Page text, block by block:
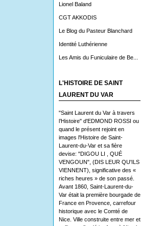
Lionel Baland
CGT AKKODIS
Le Blog du Pasteur Blanchard
Identité Luthérienne
Les Amis du Funiculaire de Be...
L'HISTOIRE DE SAINT
LAURENT DU VAR
"Saint Laurent du Var à travers
l’Histoire" d'EDMOND ROSSI ou
quand le présent rejoint en
images l'Histoire de Saint-
Laurent-du-Var et sa fière
devise: "DIGOU LI , QUÉ
VENGOUN", (DIS LEUR QU'ILS
VIENNENT), significative des «
riches heures » de son passé.
Avant 1860, Saint-Laurent-du-
Var était la première bourgade de
France en Provence, carrefour
historique avec le Comté de
Nice. Ville construite entre mer et